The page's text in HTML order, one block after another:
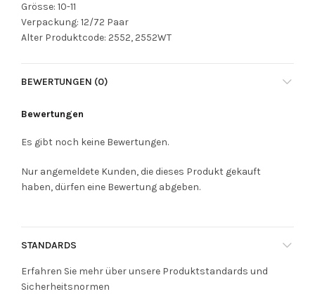
Grösse: 10-11
Verpackung: 12/72 Paar
Alter Produktcode: 2552, 2552WT
BEWERTUNGEN (0)
Bewertungen
Es gibt noch keine Bewertungen.
Nur angemeldete Kunden, die dieses Produkt gekauft
haben, dürfen eine Bewertung abgeben.
STANDARDS
Erfahren Sie mehr über unsere Produktstandards und
Sicherheitsnormen